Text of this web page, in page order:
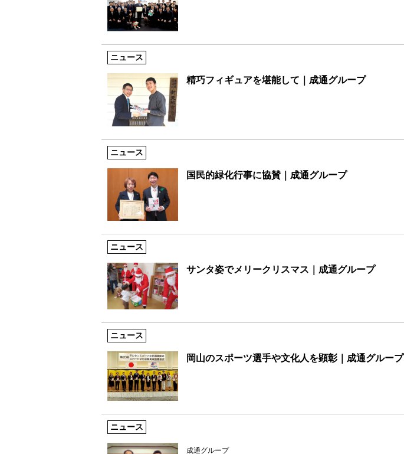
ニュース
精巧フィギュアを堪能して｜成通グループ
ニュース
国民的緑化行事に協賛｜成通グループ
ニュース
サンタ姿でメリークリスマス｜成通グループ
ニュース
岡山のスポーツ選手や文化人を顕彰｜成通グループ
ニュース
成通グループ